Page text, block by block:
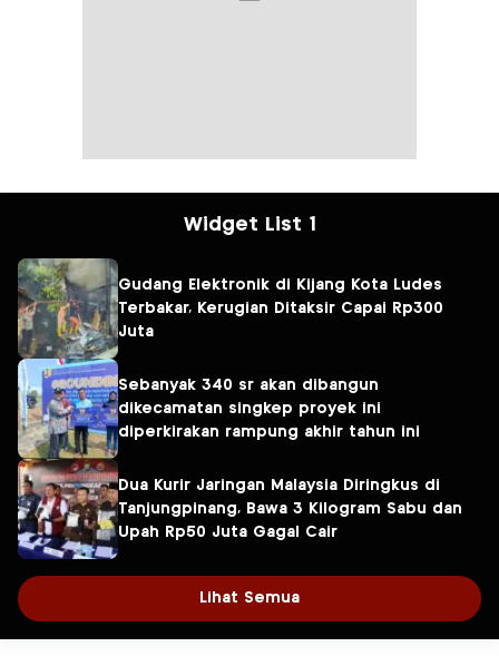
Widget List 1
Gudang Elektronik di Kijang Kota Ludes
Terbakar, Kerugian Ditaksir Capai Rp300
Juta
Sebanyak 340 sr akan dibangun
dikecamatan singkep proyek ini
diperkirakan rampung akhir tahun ini
Dua Kurir Jaringan Malaysia Diringkus di
Tanjungpinang, Bawa 3 Kilogram Sabu dan
Upah Rp50 Juta Gagal Cair
Lihat Semua